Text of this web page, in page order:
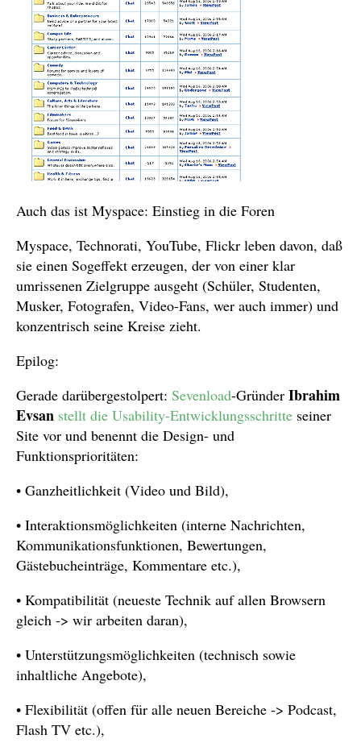
Auch das ist Myspace: Einstieg in die Foren
Myspace, Technorati, YouTube, Flickr leben davon, daß
sie einen Sogeffekt erzeugen, der von einer klar
umrissenen Zielgruppe ausgeht (Schüler, Studenten,
Musker, Fotografen, Video-Fans, wer auch immer) und
konzentrisch seine Kreise zieht.
Epilog:
Gerade darübergestolpert: Sevenload-Gründer Ibrahim
Evsan stellt die Usability-Entwicklungsschritte seiner
Site vor und benennt die Design- und
Funktionsprioritäten:
• Ganzheitlichkeit (Video und Bild),
• Interaktionsmöglichkeiten (interne Nachrichten,
Kommunikationsfunktionen, Bewertungen,
Gästebucheinträge, Kommentare etc.),
• Kompatibilität (neueste Technik auf allen Browsern
gleich -> wir arbeiten daran),
• Unterstützungsmöglichkeiten (technisch sowie
inhaltliche Angebote),
• Flexibilität (offen für alle neuen Bereiche -> Podcast,
Flash TV etc.),